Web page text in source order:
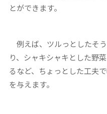
とができます。
例えば、ツルっとしたそ
り、シャキシャキとした野
るなど、ちょっとした工夫
を与えます。